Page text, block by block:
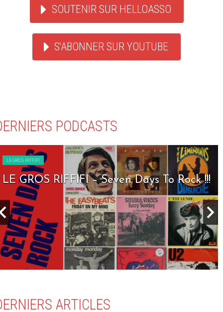
SOUTENIR SUR HELLOASSO
S'ABONNER SUR YOUTUBE
PODCASTS
LE GROS RIFFIFI
LE GROS RIFFIFI – Nineties Riffifi !!!
ARTICLES